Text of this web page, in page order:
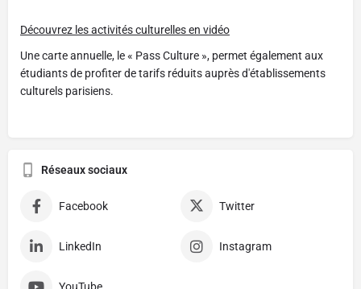
Découvrez les activités culturelles en vidéo
Une carte annuelle, le « Pass Culture », permet également aux
étudiants de profiter de tarifs réduits auprès d'établissements
culturels parisiens.
Réseaux sociaux
Facebook Twitter
LinkedIn Instagram